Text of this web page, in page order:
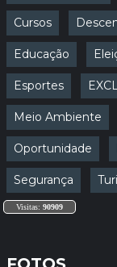
Cursos
Educação
Esportes
Meio Ambiente
Oportunidade
Segurança
Visitas: 90909